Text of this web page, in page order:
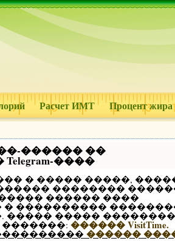
Расчет ИМТ Процент жира
������ ��
����
� ����� �����,
��������
������ ����
� ����������
����� �����
������ VisitTime.
������